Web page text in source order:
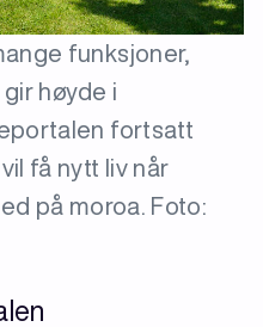
funksjoner,
høyde i
fortsatt
få nytt liv når
på moroa. Foto: